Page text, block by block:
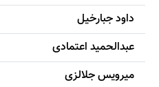
داود جبارخیل
عبدالحمید اعتمادی
میرویس جلالزی